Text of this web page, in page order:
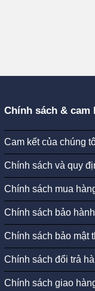
Chính sách & cam
Cam kết của chúng
Chính sách và quy
Chính sách mua
Chính sách bảo hành
Chính sách bảo mật
Chính sách đổi trả
Chính sách giao